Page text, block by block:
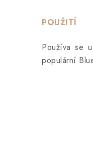
POUŽITÍ
Používa se
populární